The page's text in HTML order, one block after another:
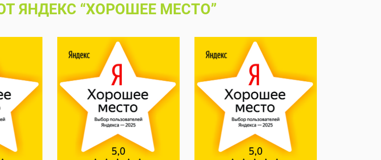
ЯНДЕКС “ХОРОШЕЕ МЕСТО”